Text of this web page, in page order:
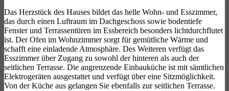
Das Herzstück des Hauses bildet das helle Wohn- und Esszimmer,
das durch einen Luftraum im Dachgeschoss sowie bodentiefe
Fenster und Terrassentüren im Essbereich besonders lichtdurchflutet
ist. Der Ofen im Wohnzimmer sorgt für gemütliche Wärme und
schafft eine einladende Atmosphäre. Des Weiteren verfügt das
Esszimmer über Zugang zu sowohl der hinteren als auch der
seitlichen Terrasse. Die angrenzende Einbauküche ist mit sämtlichen
Elektrogeräten ausgestattet und verfügt über eine Sitzmöglichkeit.
Von der Küche aus gelangen Sie ebenfalls zur seitlichen Terrasse.